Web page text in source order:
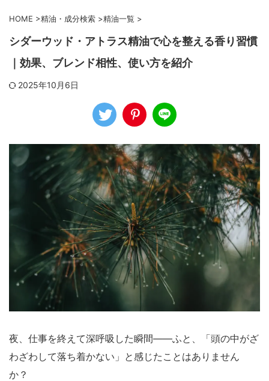
HOME >精油・成分検索 >精油一覧 >
シダーウッド・アトラス精油で心を整える香り習慣
｜効果、ブレンド相性、使い方を紹介
2025年10月6日
夜、仕事を終えて深呼吸した瞬間――ふと、「頭の中がざ
わざわして落ち着かない」と感じたことはありません
か？